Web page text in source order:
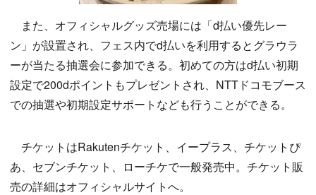
また、オフィシャルグッズ売場には「d払い優先レー
ン」が設置され、フェス内でd払いを利用するとグラウラ
ーが当たる抽選会に参加できる。初めての方はd払い初期
設定で200dポイントもプレゼントされ、NTTドコモブース
での抽選や初期設定サポートなども行うことができる。
チケットはRakutenチケット、イープラス、チケットぴ
あ、セブンチケット、ローチケで一般発売中。チケット販
売の詳細はオフィシャルサイトへ。